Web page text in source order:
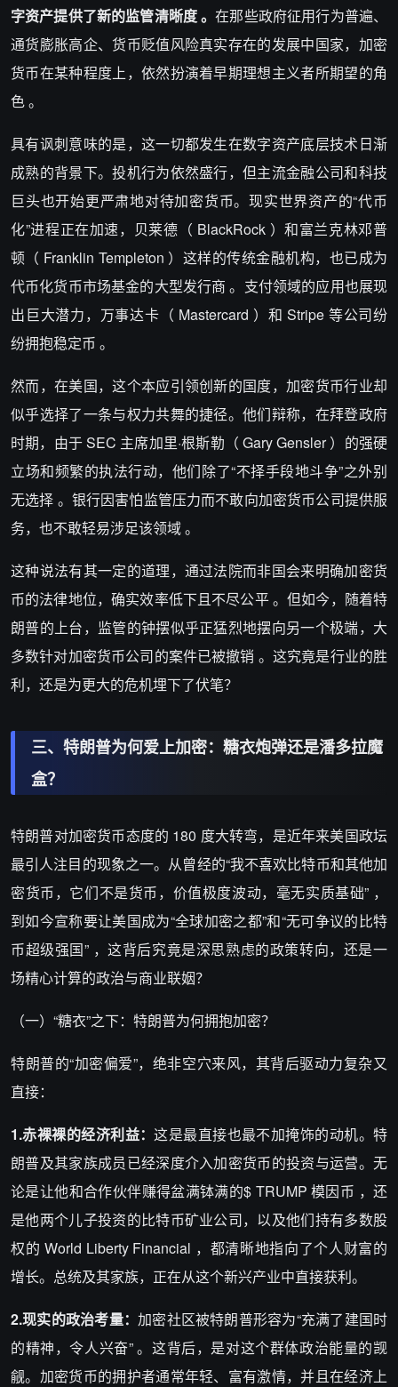
字资产提供了新的监管清晰度 。在那些政府征用行为普遍、
通货膨胀高企、货币贬值风险真实存在的发展中国家，加密
货币在某种程度上，依然扮演着早期理想主义者所期望的角
色 。
具有讽刺意味的是，这一切都发生在数字资产底层技术日渐
成熟的背景下。投机行为依然盛行，但主流金融公司和科技
巨头也开始更严肃地对待加密货币。现实世界资产的“代币
化”进程正在加速，贝莱德（ BlackRock ）和富兰克林邓普
顿（ Franklin Templeton ）这样的传统金融机构，也已成为
代币化货币市场基金的大型发行商 。支付领域的应用也展现
出巨大潜力，万事达卡（ Mastercard ）和 Stripe 等公司纷
纷拥抱稳定币 。
然而，在美国，这个本应引领创新的国度，加密货币行业却
似乎选择了一条与权力共舞的捷径。他们辩称，在拜登政府
时期，由于 SEC 主席加里·根斯勒（ Gary Gensler ）的强硬
立场和频繁的执法行动，他们除了“不择手段地斗争”之外别
无选择 。银行因害怕监管压力而不敢向加密货币公司提供服
务，也不敢轻易涉足该领域 。
这种说法有其一定的道理，通过法院而非国会来明确加密货
币的法律地位，确实效率低下且不尽公平 。但如今，随着特
朗普的上台，监管的钟摆似乎正猛烈地摆向另一个极端，大
多数针对加密货币公司的案件已被撤销 。这究竟是行业的胜
利，还是为更大的危机埋下了伏笔？
三、特朗普为何爱上加密：糖衣炮弹还是潘多拉魔
盒？
特朗普对加密货币态度的 180 度大转弯，是近年来美国政坛
最引人注目的现象之一。从曾经的“我不喜欢比特币和其他加
密货币，它们不是货币，价值极度波动，毫无实质基础” ，
到如今宣称要让美国成为“全球加密之都”和“无可争议的比特
币超级强国” ，这背后究竟是深思熟虑的政策转向，还是一
场精心计算的政治与商业联姻？
（一）“糖衣”之下：特朗普为何拥抱加密？
特朗普的“加密偏爱”，绝非空穴来风，其背后驱动力复杂又
直接：
1.赤裸裸的经济利益：这是最直接也最不加掩饰的动机。特
朗普及其家族成员已经深度介入加密货币的投资与运营。无
论是让他和合作伙伴赚得盆满钵满的$ TRUMP 模因币 ，还
是他两个儿子投资的比特币矿业公司，以及他们持有多数股
权的 World Liberty Financial ，都清晰地指向了个人财富的
增长。总统及其家族，正在从这个新兴产业中直接获利。
2.现实的政治考量：加密社区被特朗普形容为“充满了建国时
的精神，令人兴奋” 。这背后，是对这个群体政治能量的觊
觎。加密货币的拥护者通常年轻、富有激情，并且在经济上